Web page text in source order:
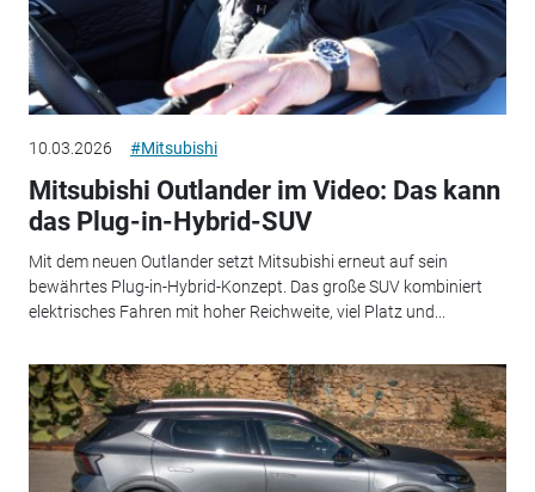
10.03.2026 #Mitsubishi
Mitsubishi Outlander im Video: Das kann
das Plug-in-Hybrid-SUV
Mit dem neuen Outlander setzt Mitsubishi erneut auf sein
bewährtes Plug-in-Hybrid-Konzept. Das große SUV kombiniert
elektrisches Fahren mit hoher Reichweite, viel Platz und...